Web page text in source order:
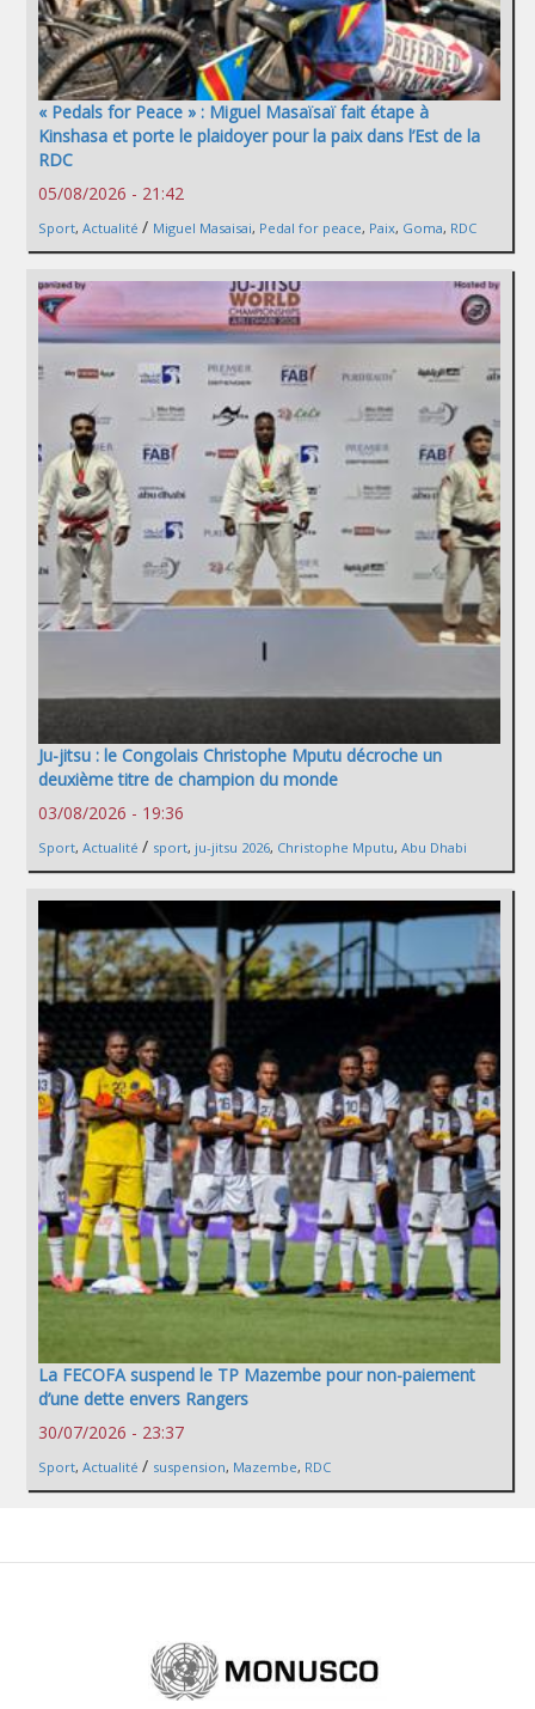
« Pedals for Peace » : Miguel Masaïsaï fait étape à
Kinshasa et porte le plaidoyer pour la paix dans l’Est de la
RDC
05/08/2026 - 21:42
Sport, Actualité / Miguel Masaisai, Pedal for peace, Paix, Goma, RDC
Ju-jitsu : le Congolais Christophe Mputu décroche un
deuxième titre de champion du monde
03/08/2026 - 19:36
Sport, Actualité / sport, ju-jitsu 2026, Christophe Mputu, Abu Dhabi
La FECOFA suspend le TP Mazembe pour non-paiement
d’une dette envers Rangers
30/07/2026 - 23:37
Sport, Actualité / suspension, Mazembe, RDC